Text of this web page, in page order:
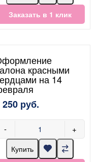
Заказать в 1 клик
красными
на 14
250 руб.
- +
Купить